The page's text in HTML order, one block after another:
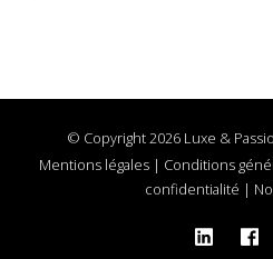
© Copyright 2026 Luxe &
Mentions légales | Conditions
confidentialité |